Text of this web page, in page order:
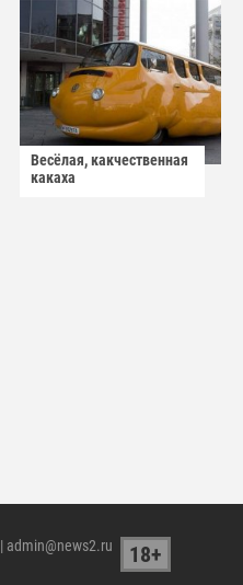
Весёлая, какчественная
какаха
| admin@news2.ru 18+